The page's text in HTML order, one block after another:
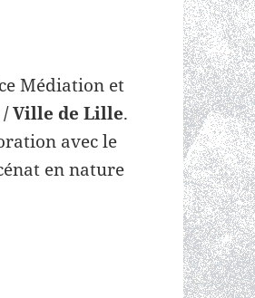
Médiation et
/ Ville de Lille.
avec le
en nature